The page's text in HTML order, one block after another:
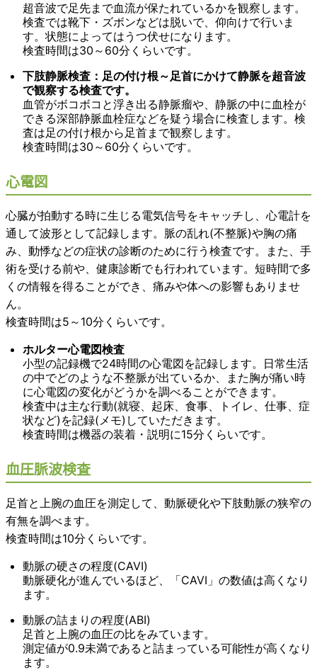
超音波で足先まで血流が保たれているかを観察します。
検査では靴下・ズボンなどは脱いで、仰向けで行いま
す。状態によってはうつ伏せになります。
検査時間は30～60分くらいです。
下肢静脈検査：足の付け根～足首にかけて静脈を超音波
で観察する検査です。
血管がボコボコと浮き出る静脈瘤や、静脈の中に血栓が
できる深部静脈血栓症などを疑う場合に検査します。検
査は足の付け根から足首まで観察します。
検査時間は30～60分くらいです。
心電図
心臓が拍動する時に生じる電気信号をキャッチし、心電計を
通して波形として記録します。脈の乱れ(不整脈)や胸の痛
み、動悸などの症状の診断のために行う検査です。また、手
術を受ける前や、健康診断でも行われています。短時間で多
くの情報を得ることができ、痛みや体への影響もありませ
ん。
検査時間は5～10分くらいです。
ホルター心電図検査
小型の記録機で24時間の心電図を記録します。日常生活
の中でどのような不整脈が出ているか、また胸が痛い時
に心電図の変化がどうかを調べることができます。
検査中は主な行動(就寝、起床、食事、トイレ、仕事、症
状など)を記録(メモ)していただきます。
検査時間は機器の装着・説明に15分くらいです。
血圧脈波検査
足首と上腕の血圧を測定して、動脈硬化や下肢動脈の狭窄の
有無を調べます。
検査時間は10分くらいです。
動脈の硬さの程度(CAVI)
動脈硬化が進んでいるほど、「CAVI」の数値は高くなり
ます。
動脈の詰まりの程度(ABI)
足首と上腕の血圧の比をみています。
測定値が0.9未満であると詰まっている可能性が高くなり
ます。